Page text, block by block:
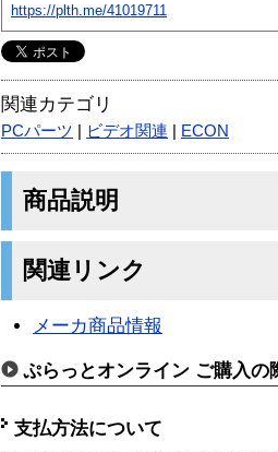
https://plth.me/41019711
関連カテゴリ
PCパーツ ビデオ関連 ECON
商品説明
関連リンク
メーカ商品情報
ぷらっとオンライン ご購入の
支払方法について